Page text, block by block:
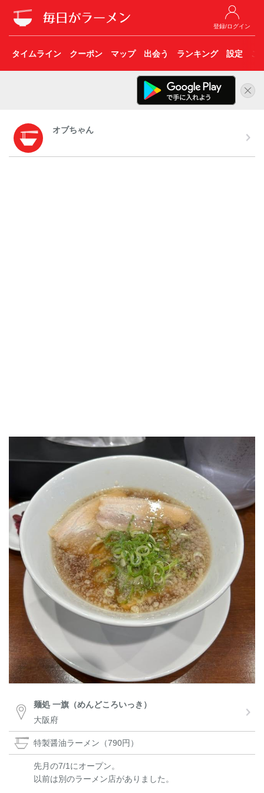
登録/ログイン
タイムライン クーポン マップ 出会う ランキング 設定 こ
オブちゃん
麺処 一旗（めんどころいっき）
大阪府
特製醤油ラーメン（790円）
先月の7/1にオープン。
以前は別のラーメン店がありました。